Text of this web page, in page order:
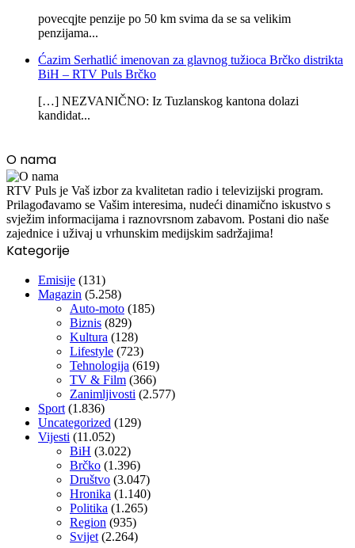
povecqjte penzije po 50 km svima da se sa velikim
penzijama...
Ćazim Serhatlić imenovan za glavnog tužioca Brčko distrikta
BiH – RTV Puls Brčko
[…] NEZVANIČNO: Iz Tuzlanskog kantona dolazi
kandidat...
O nama
RTV Puls je Vaš izbor za kvalitetan radio i televizijski program.
Prilagođavamo se Vašim interesima, nudeći dinamično iskustvo s
svježim informacijama i raznovrsnom zabavom. Postani dio naše
zajednice i uživaj u vrhunskim medijskim sadržajima!
Kategorije
Emisije (131)
Magazin (5.258)
Auto-moto (185)
Biznis (829)
Kultura (128)
Lifestyle (723)
Tehnologija (619)
TV & Film (366)
Zanimljivosti (2.577)
Sport (1.836)
Uncategorized (129)
Vijesti (11.052)
BiH (3.022)
Brčko (1.396)
Društvo (3.047)
Hronika (1.140)
Politika (1.265)
Region (935)
Svijet (2.264)